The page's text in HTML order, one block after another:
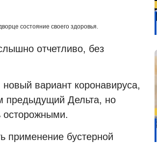
состояние своего здоровья.
отчетливо, без
вариант коронавируса,
предыдущий Дельта, но
осторожными.
применение бустерной